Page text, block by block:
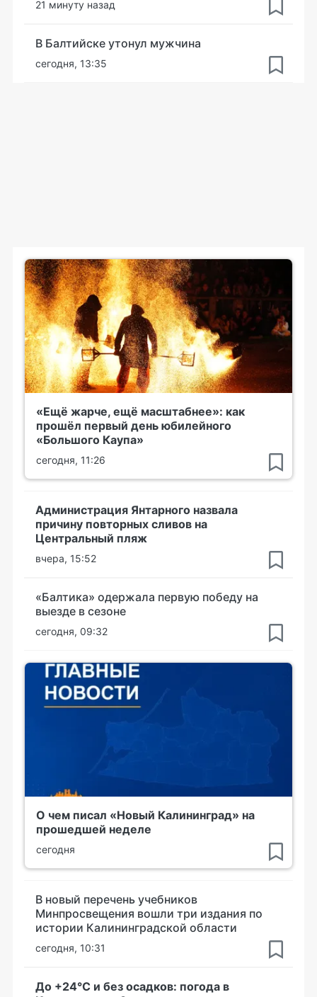
21 минуту назад
В Балтийске утонул мужчина
сегодня, 13:35
«Ещё жарче, ещё масштабнее»: как
прошёл первый день юбилейного
«Большого Каупа»
сегодня, 11:26
Администрация Янтарного назвала
причину повторных сливов на
Центральный пляж
вчера, 15:52
«Балтика» одержала первую победу на
выезде в сезоне
сегодня, 09:32
О чем писал «Новый Калининград» на
прошедшей неделе
сегодня
В новый перечень учебников
Минпросвещения вошли три издания по
истории Калининградской области
сегодня, 10:31
До +24°С и без осадков: погода в